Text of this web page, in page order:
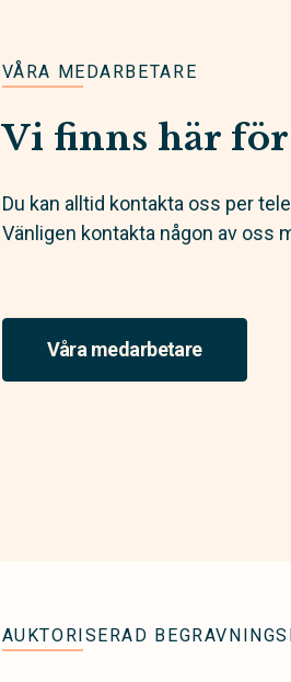
VÅRA MEDARBETARE
Vi finns här
Du kan alltid kontakta oss per
Vänligen kontakta någon av oss
Våra medarbetare
AUKTORISERAD